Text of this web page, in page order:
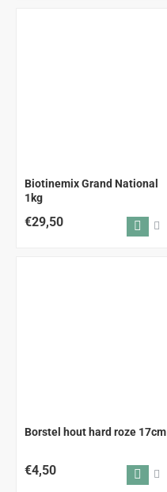
Biotinemix Grand National
1kg
€29,50
Borstel hout hard roze 17cm
€4,50